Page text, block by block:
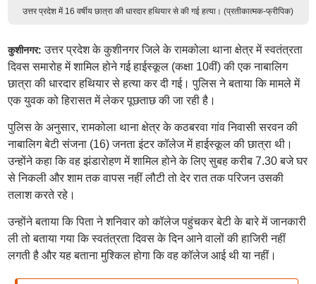
उत्तर प्रदेश में 16 वर्षीय छात्रा की धारदार हथियार से की गई हत्या। (प्रतीकात्मक-फ्रीपिक)
कुशीनगर:उत्तर प्रदेश के कुशीनगर जिले के रामकोला थाना क्षेत्र में स्वतंत्रता
दिवस समारोह में शामिल होने गई हाईस्कूल (कक्षा 10वीं) की एक नाबालिग
छात्रा की धारदार हथियार से हत्या कर दी गई। पुलिस ने बताया कि मामले में
एक युवक को हिरासत में लेकर पूछताछ की जा रही है।
पुलिस के अनुसार, रामकोला थाना क्षेत्र के कठबरवा गांव निवासी सरवन की
नाबालिग बेटी संजना (16) जनता इंटर कॉलेज में हाईस्कूल की छात्रा थी।
उन्होंने कहा कि वह झंडारोहण में शामिल होने के लिए सुबह करीब 7.30 बजे घर
से निकली और शाम तक वापस नहीं लौटी तो देर रात तक परिजन उसकी
तलाश करते रहे।
उन्होंने बताया कि पिता ने शनिवार को कॉलेज पहुंचकर बेटी के बारे में जानकारी
ली तो बताया गया कि स्वतंत्रता दिवस के दिन आने वालों की हाजिरी नहीं
लगती है और यह बताना मुश्किल होगा कि वह कॉलेज आई थी या नहीं।